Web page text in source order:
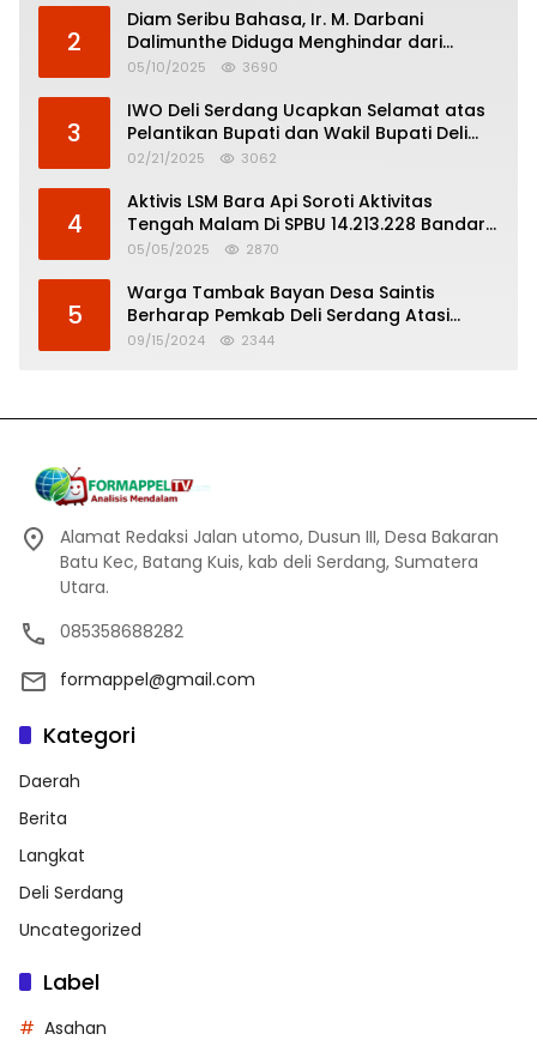
2
Diam Seribu Bahasa, Ir. M. Darbani
Dalimunthe Diduga Menghindar dari
Pertanggungjawaban Politik
05/10/2025 3690
3
IWO Deli Serdang Ucapkan Selamat atas
Pelantikan Bupati dan Wakil Bupati Deli
Serdang
02/21/2025 3062
4
Aktivis LSM Bara Api Soroti Aktivitas
Tengah Malam Di SPBU 14.213.228 Bandar
Tinggi
05/05/2025 2870
5
Warga Tambak Bayan Desa Saintis
Berharap Pemkab Deli Serdang Atasi
Banjir
09/15/2024 2344
Alamat Redaksi Jalan utomo, Dusun III, Desa Bakaran
Batu Kec, Batang Kuis, kab deli Serdang, Sumatera
Utara.
085358688282
formappel@gmail.com
Kategori
Daerah
Berita
Langkat
Deli Serdang
Uncategorized
Label
Asahan